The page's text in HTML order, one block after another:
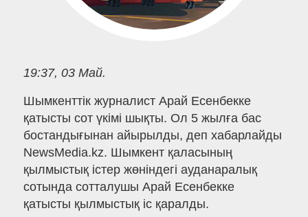
19:37, 03 Май.
Шымкенттік журналист Арай Есенбекке
қатысты сот үкімі шықты. Ол 5 жылға бас
бостандығынан айырылды, деп хабарлайды
NewsMedia.kz. Шымкент қаласының
қылмыстық істер жөніндегі ауданаралық
сотында сотталушы Арай Есенбекке
қатысты қылмыстық іс қаралды.